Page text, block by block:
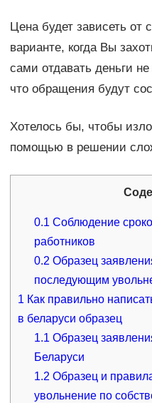
Цена будет зависеть от
варианте, когда Вы
сами отдавать деньги
что обращения будут
Хотелось бы, чтобы
помощью в решении
0.1 Соблюдение
работников
0.2 Образец
последующим
1Как правильно
в беларуси образец
1.1 Образец
Беларуси
1.2 Образец и
увольнение по